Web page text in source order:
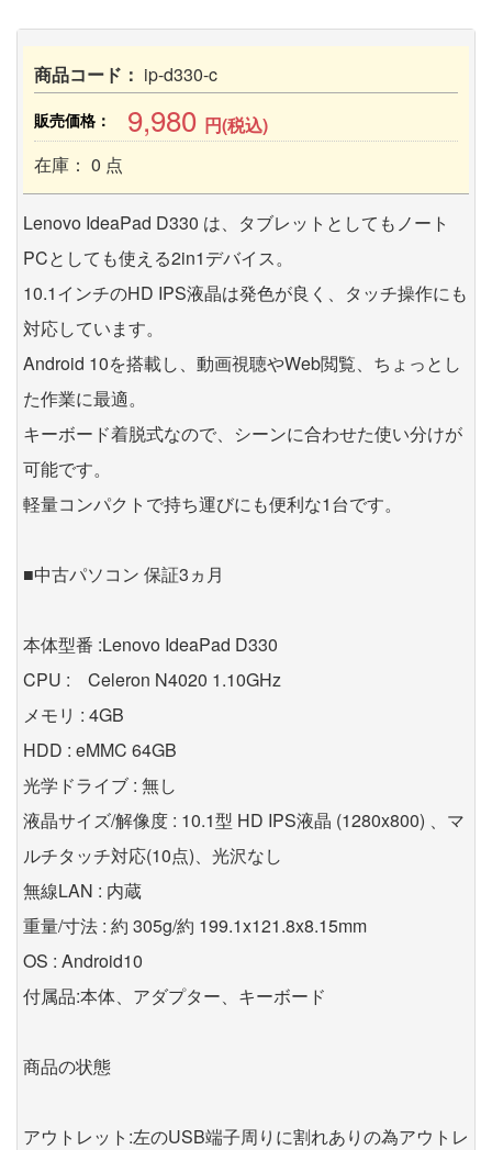
商品コード： ip-d330-c
販売価格： 9,980 円(税込)
在庫： 0 点
Lenovo IdeaPad D330 は、タブレットとしてもノート
PCとしても使える2in1デバイス。
10.1インチのHD IPS液晶は発色が良く、タッチ操作にも
対応しています。
Android 10を搭載し、動画視聴やWeb閲覧、ちょっとし
た作業に最適。
キーボード着脱式なので、シーンに合わせた使い分けが
可能です。
軽量コンパクトで持ち運びにも便利な1台です。
■中古パソコン 保証3ヵ月
本体型番 :Lenovo IdeaPad D330
CPU : Celeron N4020 1.10GHz
メモリ : 4GB
HDD : eMMC 64GB
光学ドライブ : 無し
液晶サイズ/解像度 : 10.1型 HD IPS液晶 (1280x800) 、マ
ルチタッチ対応(10点)、光沢なし
無線LAN : 内蔵
重量/寸法 : 約 305g/約 199.1x121.8x8.15mm
OS : Android10
付属品:本体、アダプター、キーボード
商品の状態
アウトレット:左のUSB端子周りに割れありの為アウトレ